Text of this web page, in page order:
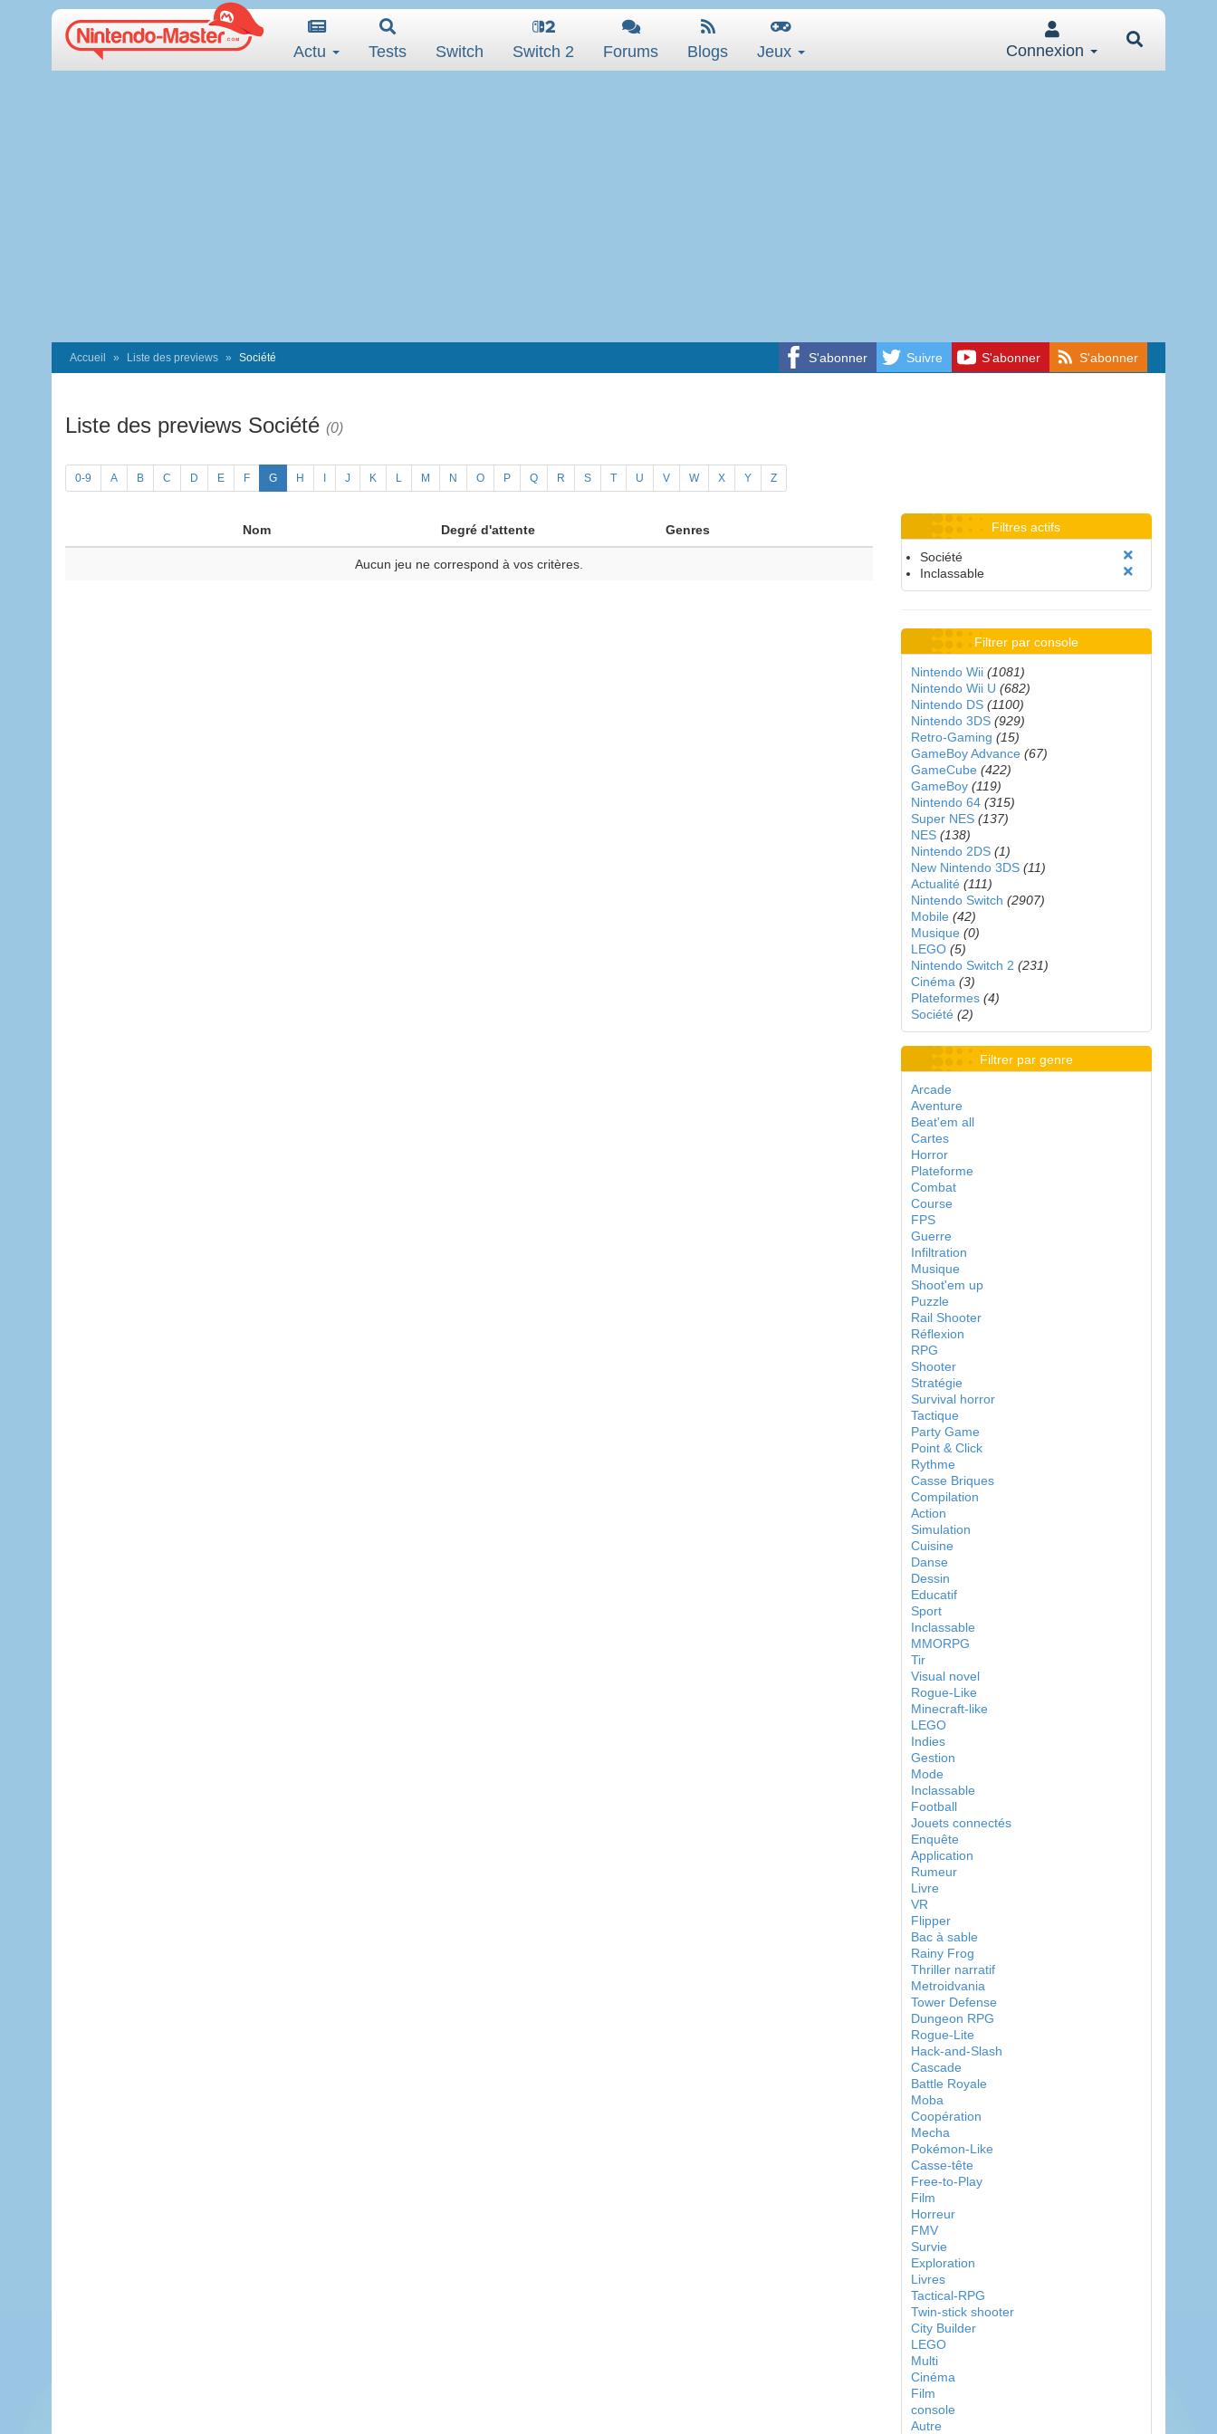
Actu Tests Switch Switch 2 Forums Blogs Jeux Connexion
S'abonner Suivre S'abonner S'abonner
Accueil Liste des previews Société
Liste des previews Société (0)
0-9 A B C D E F G H J K L M N O P Q R S T U V W X Y Z
Nom Degré d'attente Genres
Aucun jeu ne correspond à vos critères.
Filtres actifs
Société
Inclassable
Filtrer par console
Nintendo Wii (1081)
Nintendo Wii U (682)
Nintendo DS (1100)
Nintendo 3DS (929)
Retro-Gaming (15)
GameBoy Advance (67)
GameCube (422)
GameBoy (119)
Nintendo 64 (315)
Super NES (137)
NES (138)
Nintendo 2DS (1)
New Nintendo 3DS (11)
Actualité (111)
Nintendo Switch (2907)
Mobile (42)
Musique (0)
LEGO (5)
Nintendo Switch 2 (231)
Cinéma (3)
Plateformes (4)
Société (2)
Filtrer par genre
Arcade
Aventure
Beat'em all
Cartes
Horror
Plateforme
Combat
Course
FPS
Guerre
Infiltration
Musique
Shoot'em up
Puzzle
Rail Shooter
Réflexion
RPG
Shooter
Stratégie
Survival horror
Tactique
Party Game
Point & Click
Rythme
Casse Briques
Compilation
Action
Simulation
Cuisine
Danse
Dessin
Educatif
Sport
Inclassable
MMORPG
Tir
Visual novel
Rogue-Like
Minecraft-like
LEGO
Indies
Gestion
Mode
Inclassable
Football
Jouets connectés
Enquête
Application
Rumeur
Livre
VR
Flipper
Bac à sable
Rainy Frog
Thriller narratif
Metroidvania
Tower Defense
Dungeon RPG
Rogue-Lite
Hack-and-Slash
Cascade
Battle Royale
Moba
Coopération
Mecha
Pokémon-Like
Casse-tête
Free-to-Play
Film
Horreur
FMV
Survie
Exploration
Livres
Tactical-RPG
Twin-stick shooter
City Builder
LEGO
Multi
Cinéma
Film
console
Autre